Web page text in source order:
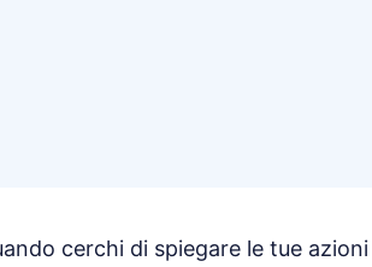
cerchi di spiegare le tue azioni